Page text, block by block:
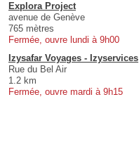
Explora Project
avenue de Genève
765 mètres
Fermée, ouvre lundi à 9h00
Izysafar Voyages - Izyservices
Rue du Bel Air
1.2 km
Fermée, ouvre mardi à 9h15